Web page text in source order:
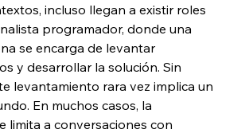
incluso llegan a existir roles
programador, donde una
se encarga de levantar
y desarrollar la solución. Sin
levantamiento rara vez implica un
En muchos casos, la
limita a conversaciones con